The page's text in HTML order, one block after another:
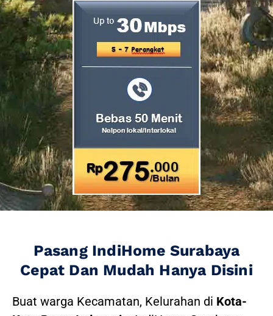
Pasang IndiHome Surabaya
Cepat Dan Mudah Hanya Disini
Buat warga Kecamatan, Kelurahan di Kota-